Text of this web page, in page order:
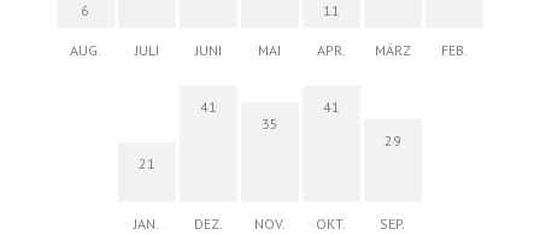
6
AUG. JULI JUNI MAI
11
APR. MÄRZ FEB.
21
JAN.
41
DEZ.
35
NOV.
41
OKT.
29
SEP.